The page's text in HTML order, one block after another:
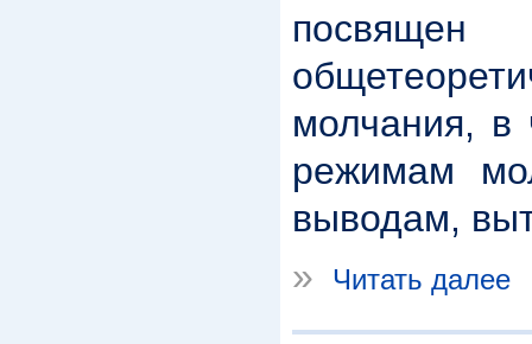
молчания, в
режимам
выводам,
»
Читать далее